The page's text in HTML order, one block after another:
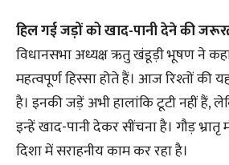
हिल गई जड़ों को खाद-पानी देने की
विधानसभा अध्यक्ष ऋतु खंडूड़ी भूषण ने
महत्वपूर्ण हिस्सा होते हैं। आज रिश्तों की
है। इनकी जड़ें अभी हालांकि टूटी नहीं हैं,
इन्हें खाद-पानी देकर सींचना है। गौड़
दिशा में सराहनीय काम कर रहा है।